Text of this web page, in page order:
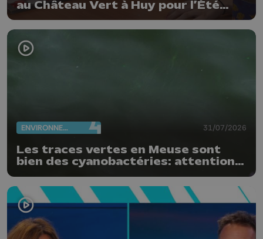
au Château Vert à Huy pour l’Été
solidaire
ENVIRONNEMENT 31/07/2026
Les traces vertes en Meuse sont
bien des cyanobactéries: attention